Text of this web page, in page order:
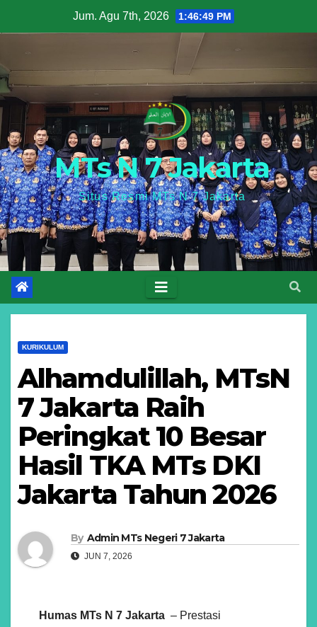
to
Jum. Agu 7th, 2026 1:46:50 PM
MTs N 7 Jakarta
Situs Resmi MTs N 7 Jakarta
KURIKULUM
Alhamdulillah, MTsN
7 Jakarta Raih
Peringkat 10 Besar
Hasil TKA MTs DKI
Jakarta Tahun 2026
By Admin MTs Negeri 7 Jakarta
JUN 7, 2026
Humas MTs N 7 Jakarta – Prestasi